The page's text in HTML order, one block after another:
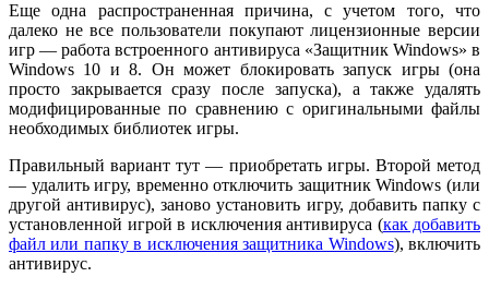
Еще одна распространенная причина, с учетом того, что
далеко не все пользователи покупают лицензионные версии
игр — работа встроенного антивируса «Защитник Windows» в
Windows 10 и 8. Он может блокировать запуск игры (она
просто закрывается сразу после запуска), а также удалять
модифицированные по сравнению с оригинальными файлы
необходимых библиотек игры.
Правильный вариант тут — приобретать игры. Второй метод
— удалить игру, временно отключить защитник Windows (или
другой антивирус), заново установить игру, добавить папку с
установленной игрой в исключения антивируса (как добавить
файл или папку в исключения защитника Windows), включить
антивирус.